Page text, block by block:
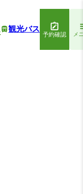
観光バス
予約確認 メ